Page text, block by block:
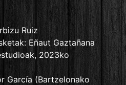
Ruiz
Eñaut Gaztañana
2023ko
García (Bartzelonako